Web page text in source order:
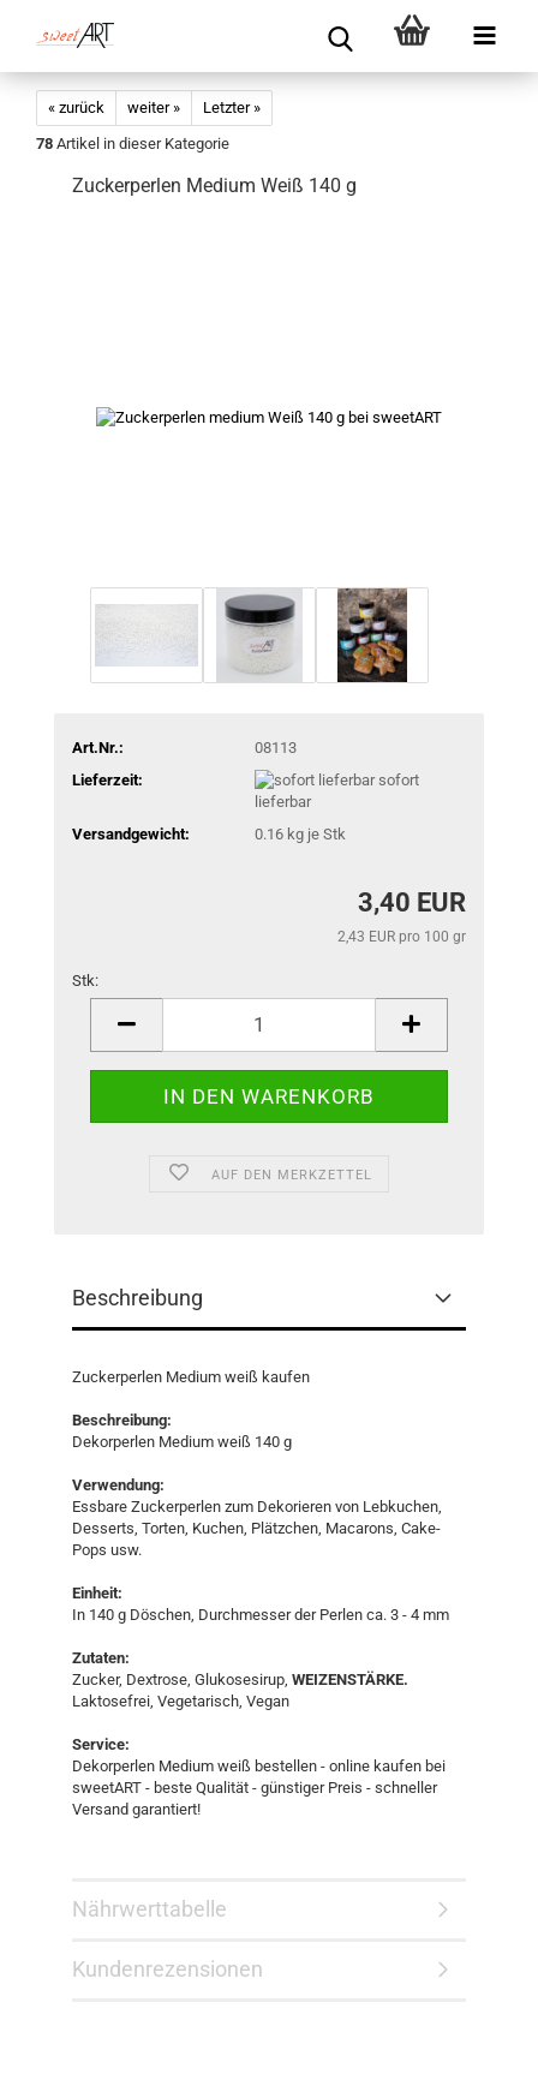
« zurück weiter »
Letzter »
78 Artikel in dieser Kategorie
Zuckerperlen Medium Weiß 140 g
Art.Nr.:
08113
Lieferzeit:
sofort
lieferbar
Versandgewicht:
0.16kg je Stk
3,40 EUR
2,43 EUR pro 100 gr
Stk:
AUF DEN MERKZETTEL
Beschreibung
Zuckerperlen Medium weiß kaufen
Beschreibung:
Dekorperlen Medium weiß 140 g
Verwendung:
Essbare Zuckerperlen zum Dekorieren von Lebkuchen,
Desserts, Torten, Kuchen, Plätzchen, Macarons, Cake-
Pops usw.
Einheit:
In 140 g Döschen, Durchmesser der Perlen ca. 3 - 4 mm
Zutaten:
Zucker, Dextrose, Glukosesirup, WEIZENSTÄRKE.
Laktosefrei, Vegetarisch, Vegan
Service:
Dekorperlen Medium weiß bestellen - online kaufen bei
sweetART - beste Qualität - günstiger Preis - schneller
Versand garantiert!
Nährwerttabelle
Kundenrezensionen